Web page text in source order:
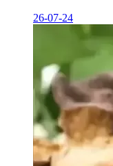
26-07-24